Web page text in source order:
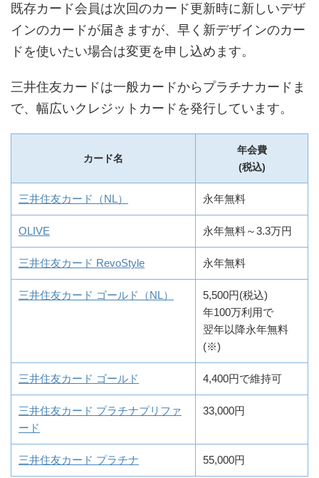
既存カード会員は次回のカード更新時に新しいデザ
インのカードが届きますが、早く新デザインのカー
ドを使いたい場合は変更を申し込めます。
三井住友カードは一般カードからプラチナカードま
で、幅広いクレジットカードを発行しています。
カード名
年会費
(税込)
三井住友カード（NL） 永年無料
OLIVE 永年無料～3.3万円
三井住友カード RevoStyle 永年無料
三井住友カード ゴールド（NL）
5,500円(税込)
年100万利用で
翌年以降永年無料
(※)
三井住友カード ゴールド 4,400円で維持可
三井住友カード プラチナプリファ
ード
33,000円
三井住友カード プラチナ 55,000円